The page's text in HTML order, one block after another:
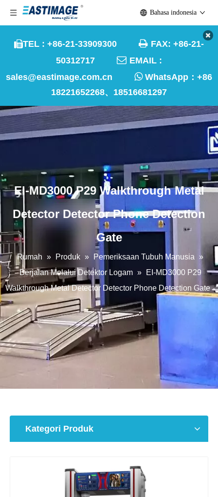
TEL : +86-21-33909300  FAX: +86-21-
50312717  EMAIL :
sales@eastimage.com.cn
WhatsApp： +86
18221652268、18516681297
Bahasa indonesia
EI-MD3000 P29 Walkthrough Metal
Detector Detector Phone Detection
Gate
Rumah » Produk » Pemeriksaan Tubuh Manusia
»
Berjalan Melalui Detektor Logam »
EI-MD3000 P29
Walkthrough Metal Detector Detector Phone Detection Gate
Kategori Produk